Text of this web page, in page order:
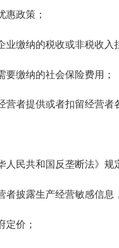
惠政策；
业缴纳的税收或非税收入
要缴纳的社会保险费用；
营者提供或者扣留经营者
人民共和国反垄断法》规
者披露生产经营敏感信
定价；